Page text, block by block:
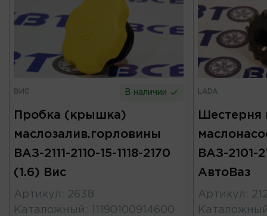
ВИС В наличии
Пробка (крышка)
маслозалив.горловины
ВАЗ-2111-2110-15-1118-2170
(1.6) Вис
Артикул : 2638
Каталожный : 11190100914600
LADA
Шестерня
ВАЗ-2101-
АвтоВаз
Артикул :